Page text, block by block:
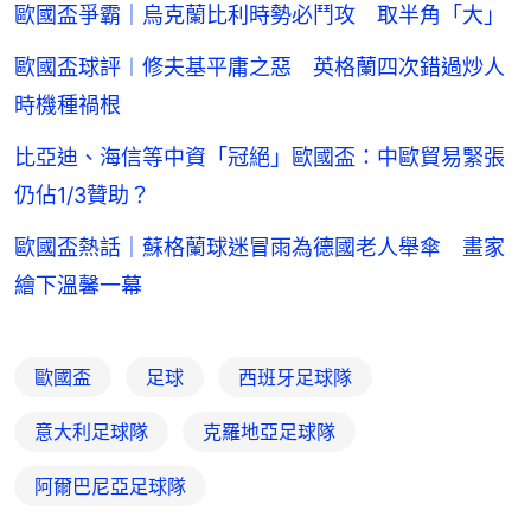
歐國盃爭霸｜烏克蘭比利時勢必鬥攻 取半角「大」
歐國盃球評︱修夫基平庸之惡 英格蘭四次錯過炒人
時機種禍根
比亞迪、海信等中資「冠絕」歐國盃：中歐貿易緊張
仍佔1/3贊助？
歐國盃熱話｜蘇格蘭球迷冒雨為德國老人舉傘 畫家
繪下溫馨一幕
歐國盃 足球 西班牙足球隊
意大利足球隊 克羅地亞足球隊
阿爾巴尼亞足球隊